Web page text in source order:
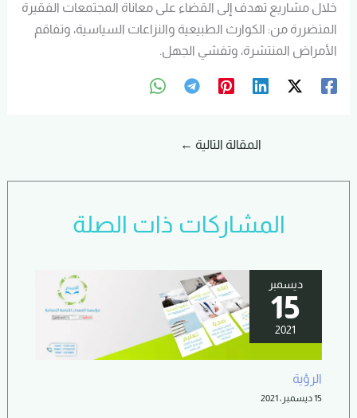
خلال مشاريع تهدف إلى القضاء على معاناة المجتمعات الفقيرة
المتضررة من: الكوارث الطبيعية والنزاعات السياسية، وتفاقم
الأمراض المنتشرة، وتفشي الجهل.
المقالة التالية ←
المشاركات ذات الصلة
ديسمبر
15
2021
الرؤية
15 ديسمبر، 2021